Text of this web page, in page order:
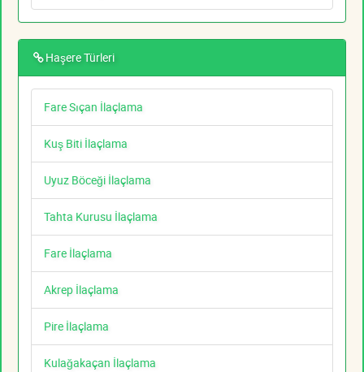
Haşere Türleri
Fare Sıçan İlaçlama
Kuş Biti İlaçlama
Uyuz Böceği İlaçlama
Tahta Kurusu İlaçlama
Fare İlaçlama
Akrep İlaçlama
Pire İlaçlama
Kulağakaçan İlaçlama